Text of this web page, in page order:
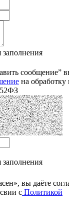
заполнения
сообщение”
на обработку
заполнения
вы даёте
с Политикой